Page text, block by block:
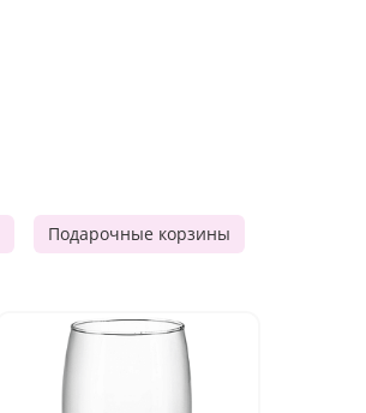
Подарочные корзины